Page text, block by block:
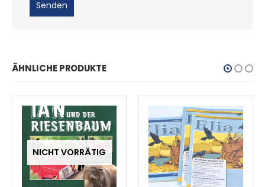
ÄHNLICHE PRODUKTE
NICHT VORRÄTIG